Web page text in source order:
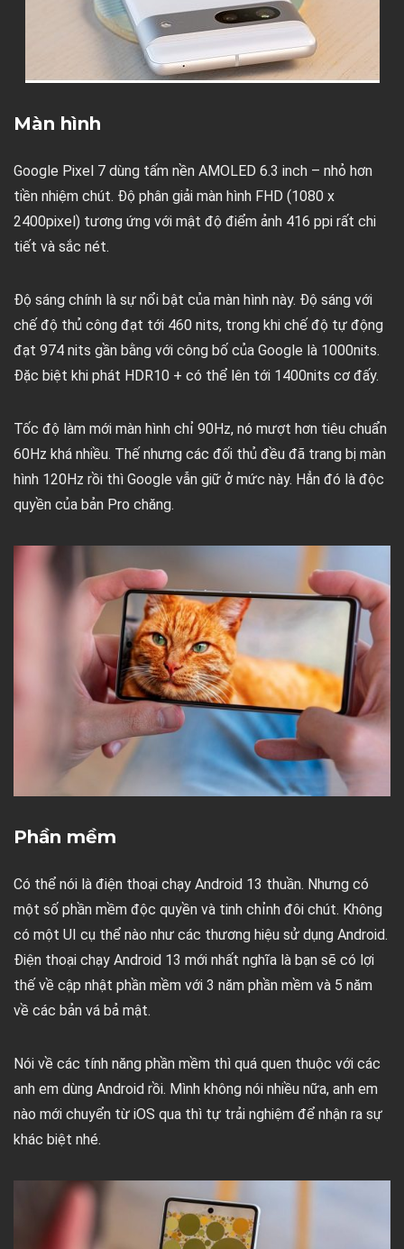
Màn hình
Google Pixel 7 dùng tấm nền AMOLED 6.3 inch – nhỏ hơn
tiền nhiệm chút. Độ phân giải màn hình FHD (1080 x
2400pixel) tương ứng với mật độ điểm ảnh 416 ppi rất chi
tiết và sắc nét.
Độ sáng chính là sự nổi bật của màn hình này. Độ sáng với
chế độ thủ công đạt tới 460 nits, trong khi chế độ tự động
đạt 974 nits gần bằng với công bố của Google là 1000nits.
Đặc biệt khi phát HDR10 + có thể lên tới 1400nits cơ đấy.
Tốc độ làm mới màn hình chỉ 90Hz, nó mượt hơn tiêu chuẩn
60Hz khá nhiều. Thế nhưng các đối thủ đều đã trang bị màn
hình 120Hz rồi thì Google vẫn giữ ở mức này. Hẳn đó là độc
quyền của bản Pro chăng.
Phần mềm
Có thể nói là điện thoại chạy Android 13 thuần. Nhưng có
một số phần mềm độc quyền và tinh chỉnh đôi chút. Không
có một UI cụ thể nào như các thương hiệu sử dụng Android.
Điện thoại chạy Android 13 mới nhất nghĩa là bạn sẽ có lợi
thế về cập nhật phần mềm với 3 năm phần mềm và 5 năm
về các bản vá bả mật.
Nói về các tính năng phần mềm thì quá quen thuộc với các
anh em dùng Android rồi. Mình không nói nhiều nữa, anh em
nào mới chuyển từ iOS qua thì tự trải nghiệm để nhận ra sự
khác biệt nhé.